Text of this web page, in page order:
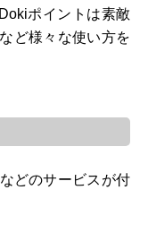
ポイントは素敵
ど様々な使い方を
どのサービスが付